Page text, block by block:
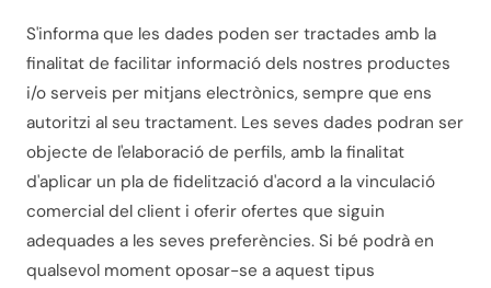
S'informa que les dades poden ser tractades amb la
finalitat de facilitar informació dels nostres productes
i/o serveis per mitjans electrònics, sempre que ens
autoritzi al seu tractament. Les seves dades podran ser
objecte de l'elaboració de perfils, amb la finalitat
d'aplicar un pla de fidelització d'acord a la vinculació
comercial del client i oferir ofertes que siguin
adequades a les seves preferències. Si bé podrà en
qualsevol moment oposar-se a aquest tipus